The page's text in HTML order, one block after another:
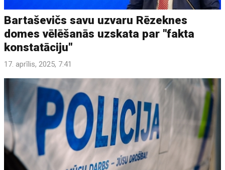
Bartaševičs savu uzvaru Rēzeknes
domes vēlēšanās uzskata par "fakta
konstatāciju"
17. aprīlis, 2025, 7:41